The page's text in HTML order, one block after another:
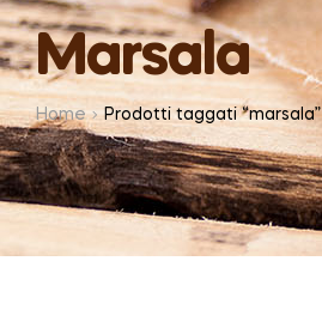
Marsala
Home Prodotti taggati “marsala”